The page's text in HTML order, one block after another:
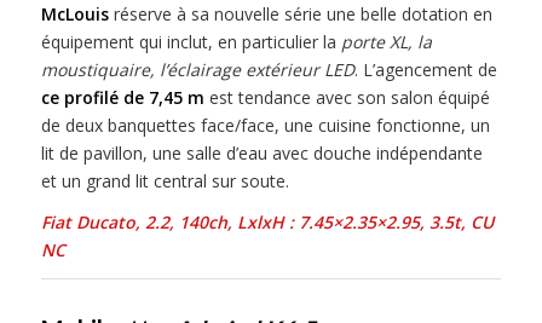
McLouisréserve à sa nouvelle série une belle dotation en
équipement qui inclut, en particulier la porte XL, la
moustiquaire, l’éclairage extérieur LED. L’agencement de
ce profilé de 7,45 m est tendance avec son salon équipé
de deux banquettes face/face, une cuisine fonctionne, un
lit de pavillon, une salle d’eau avec douche indépendante
et un grand lit central sur soute.
Fiat Ducato, 2.2, 140ch, LxlxH : 7.45×2.35×2.95, 3.5t, CU
NC